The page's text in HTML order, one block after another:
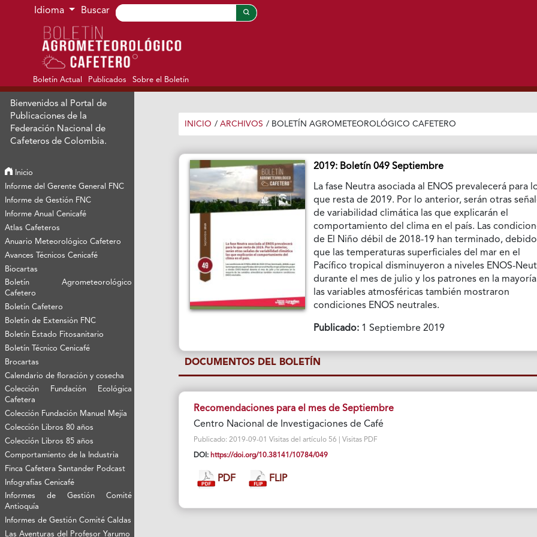
Ir al menú de navegación principal
Ir al contenido principal
Ir al pie de página del sitio
Idioma Buscar
Boletín Actual Publicados Sobre el Boletín
Bienvenidos al Portal de
Publicaciones de la
Federación Nacional de
Cafeteros de Colombia.
Inicio
Informe del Gerente General FNC
Informe de Gestión FNC
Informe Anual Cenicafé
Atlas Cafeteros
Anuario Meteorológico Cafetero
Avances Técnicos Cenicafé
Biocartas
Boletín Agrometeorológico
Cafetero
Boletín Cafetero
Boletín de Extensión FNC
Boletín Estado Fitosanitario
Boletín Técnico Cenicafé
Brocartas
Calendario de floración y cosecha
Colección Fundación Ecológica
Cafetera
Colección Fundación Manuel Mejía
Colección Libros 80 años
Colección Libros 85 años
Comportamiento de la Industria
Finca Cafetera Santander Podcast
Infografías Cenicafé
Informes de Gestión Comité
Antioquía
Informes de Gestión Comité Caldas
Las Aventuras del Profesor Yarumo
INICIO / ARCHIVOS / BOLETÍN AGROMETEOROLÓGICO CAFETERO
2019: Boletín 049 Septiembre
La fase Neutra asociada al ENOS prevalecerá para
que resta de 2019. Por lo anterior, serán otras
de variabilidad climática las que explicarán el
comportamiento del clima en el país. Las
de El Niño débil de 2018-19 han terminado,
que las temperaturas superficiales del mar en el
Pacífico tropical disminuyeron a niveles ENOS-
durante el mes de julio y los patrones en la
las variables atmosféricas también mostraron
condiciones ENOS neutrales.
Publicado: 1 Septiembre 2019
DOCUMENTOS DEL BOLETÍN
Recomendaciones para el mes de Septiembre
Centro Nacional de Investigaciones de Café
Publicado: 2019-09-01 Visitas del artículo 56 | Visitas PDF
DOI: https://doi.org/10.38141/10784/049
PDF FLIP